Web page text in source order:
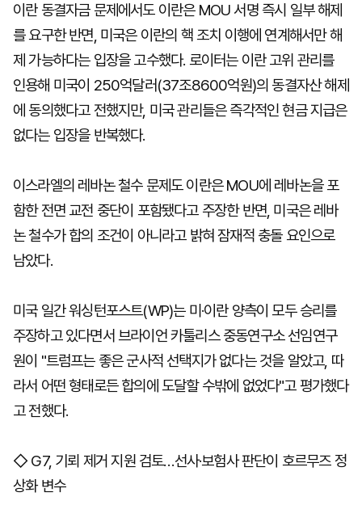
이란 동결자금 문제에서도 이란은 MOU 서명 즉시 일부 해제
를 요구한 반면, 미국은 이란의 핵 조치 이행에 연계해서만 해
제 가능하다는 입장을 고수했다. 로이터는 이란 고위 관리를
인용해 미국이 250억달러(37조8600억원)의 동결자산 해제
에 동의했다고 전했지만, 미국 관리들은 즉각적인 현금 지급은
없다는 입장을 반복했다.
이스라엘의 레바논 철수 문제도 이란은 MOU에 레바논을 포
함한 전면 교전 중단이 포함됐다고 주장한 반면, 미국은 레바
논 철수가 합의 조건이 아니라고 밝혀 잠재적 충돌 요인으로
남았다.
미국 일간 워싱턴포스트(WP)는 미·이란 양측이 모두 승리를
주장하고 있다면서 브라이언 카툴리스 중동연구소 선임연구
원이 "트럼프는 좋은 군사적 선택지가 없다는 것을 알았고, 따
라서 어떤 형태로든 합의에 도달할 수밖에 없었다"고 평가했다
고 전했다.
◇ G7, 기뢰 제거 지원 검토…선사·보험사 판단이 호르무즈 정
상화 변수